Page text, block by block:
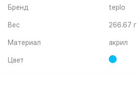
Бренд teplo
Вес 266.67 г
Материал акрил
Цвет